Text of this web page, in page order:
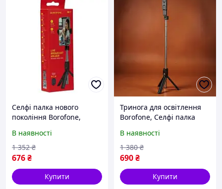
Селфі палка нового
покоління Borofone,
вертикальний, Селфі
палка з кнопкою на ручці,
CQS
В наявності
676₴
1 352 ₴
Купити
Тринога для освітлення
Borofone, Селфі палка
В наявності
690₴
1 380 ₴
Купити